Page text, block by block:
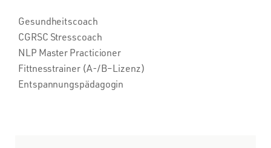
Gesundheitscoach
CGRSC Stresscoach
NLP Master Practicioner
Fittnesstrainer (A-/B–Lizenz)
Entspannungspädagogin